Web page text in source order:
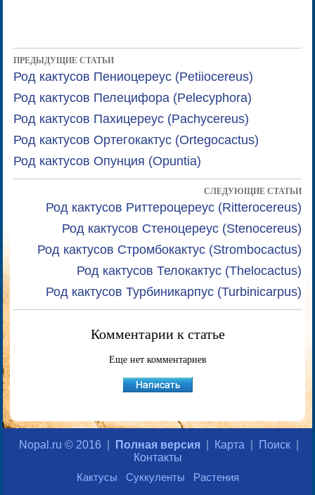
ПРЕДЫДУЩИЕ СТАТЬИ
Род кактусов Пениоцереус (Petiiocereus)
Род кактусов Пелецифора (Pelecyphora)
Род кактусов Пахицереус (Pachycereus)
Род кактусов Ортегокактус (Ortegocactus)
Род кактусов Опунция (Opuntia)
СЛЕДУЮЩИЕ СТАТЬИ
Род кактусов Риттероцереус (Ritterocereus)
Род кактусов Стеноцереус (Stenocereus)
Род кактусов Стромбокактус (Strombocactus)
Род кактусов Телокактус (Thelocactus)
Род кактусов Турбиникарпус (Turbinicarpus)
Комментарии к статье
Еще нет комментариев
Nopal.ru © 2016 Полная версия Карта Поиск
Контакты
Кактусы
Суккуленты Растения